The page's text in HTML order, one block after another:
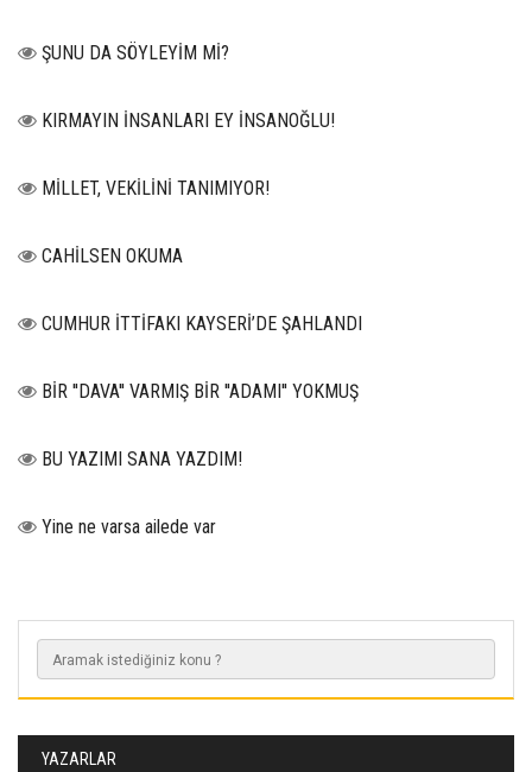
ŞUNU DA SÖYLEYİM Mİ?
KIRMAYIN İNSANLARI EY İNSANOĞLU!
MİLLET, VEKİLİNİ TANIMIYOR!
CAHİLSEN OKUMA
CUMHUR İTTİFAKI KAYSERİ’DE ŞAHLANDI
BİR ''DAVA'' VARMIŞ BİR ''ADAMI'' YOKMUŞ
BU YAZIMI SANA YAZDIM!
Yine ne varsa ailede var
YAZARLAR